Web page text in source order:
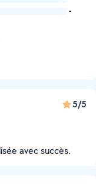
-
5/5
avec succès.